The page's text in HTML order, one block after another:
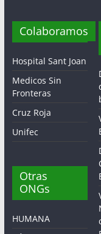
Colaboramos
Hospital Sant Joan
Medicos Sin
Fronteras
Cruz Roja
Unifec
Otras
ONGs
HUMANA